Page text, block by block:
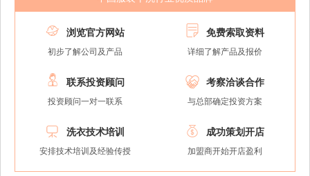
 浏览官方网站
初步了解公司及产品
 免费索取资料
详细了解产品及报价
 联系投资顾问
投资顾问一对一联系
 考察洽谈合作
与总部确定投资方案
 洗衣技术培训
安排技术培训及经验传授
 成功策划开店
加盟商开始开店盈利